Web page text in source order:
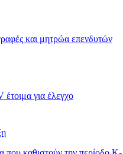
και μητρώα επενδυτών
για έλεγχο